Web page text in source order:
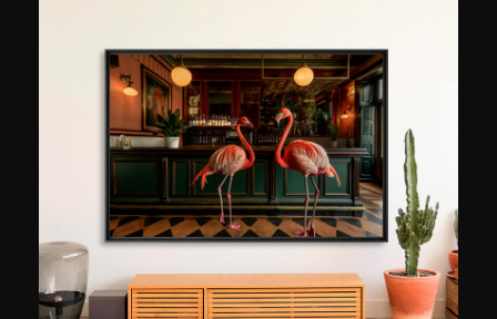
artistiche. Oggi l'agenzia è collegata a Gamma
Rapho: la principale fonte fotografica europea
con 20 milioni di immagini provenienti da agenzie
di fama internazionale (Gamma, Rapho,
Keystone, Explorer, Jacana, Hoa-qui, Top e